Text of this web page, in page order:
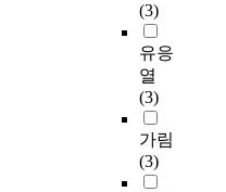
(3)
유응
열
(3)
가림
(3)